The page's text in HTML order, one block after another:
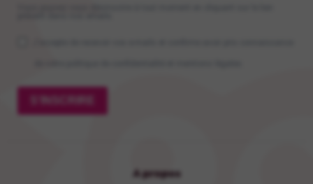
A propos